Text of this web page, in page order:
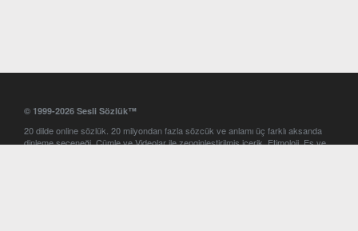
© 1999-2026 Sesli Sözlük™
20 dilde online sözlük. 20 milyondan fazla sözcük ve anlamı üç farklı aksanda
dinleme seçeneği. Cümle ve Videolar ile zenginleştirilmiş içerik. Etimoloji, Eş ve